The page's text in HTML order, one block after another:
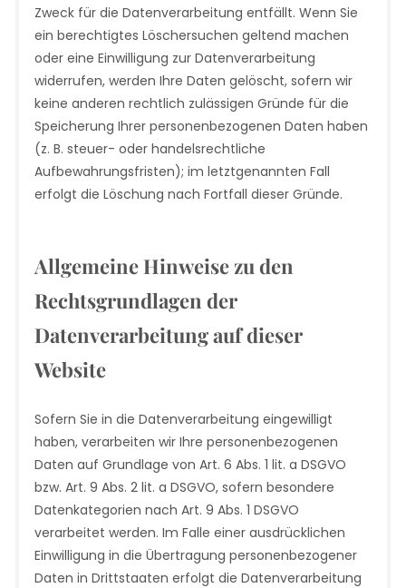
Zweck für die Datenverarbeitung entfällt. Wenn Sie
ein berechtigtes Löschersuchen geltend machen
oder eine Einwilligung zur Datenverarbeitung
widerrufen, werden Ihre Daten gelöscht, sofern wir
keine anderen rechtlich zulässigen Gründe für die
Speicherung Ihrer personenbezogenen Daten haben
(z. B. steuer- oder handelsrechtliche
Aufbewahrungsfristen); im letztgenannten Fall
erfolgt die Löschung nach Fortfall dieser Gründe.
Allgemeine Hinweise zu den
Rechtsgrundlagen der
Datenverarbeitung auf dieser
Website
Sofern Sie in die Datenverarbeitung eingewilligt
haben, verarbeiten wir Ihre personenbezogenen
Daten auf Grundlage von Art. 6 Abs. 1 lit. a DSGVO
bzw. Art. 9 Abs. 2 lit. a DSGVO, sofern besondere
Datenkategorien nach Art. 9 Abs. 1 DSGVO
verarbeitet werden. Im Falle einer ausdrücklichen
Einwilligung in die Übertragung personenbezogener
Daten in Drittstaaten erfolgt die Datenverarbeitung